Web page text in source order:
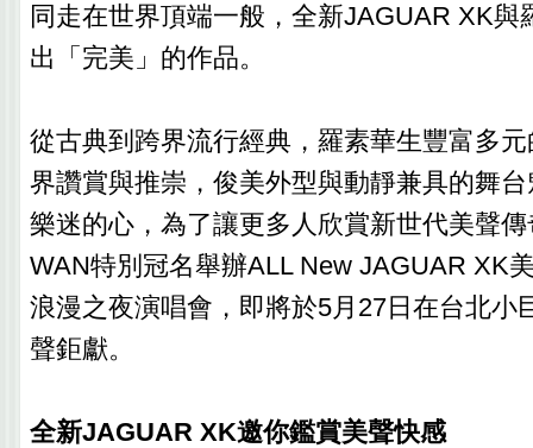
同走在世界頂端一般，全新JAGUAR XK與
出「完美」的作品。
從古典到跨界流行經典，羅素華生豐富多
界讚賞與推崇，俊美外型與動靜兼具的舞
樂迷的心，為了讓更多人欣賞新世代美聲
WAN特別冠名舉辦ALL New JAGUAR XK
浪漫之夜演唱會，即將於5月27日在台北小
聲鉅獻。
全新JAGUAR XK邀你鑑賞美聲快感